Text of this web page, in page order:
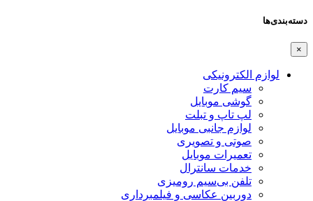
دسته‌بندی‌ها
×
لوازم الکترونیکی
سیم کارت
گوشی موبایل
لپ تاپ و تبلت
لوازم جانبی موبایل
صوتی و تصویری
تعمیرات موبایل
خدمات سانترال
تلفن بی‌سیم رومیزی
دوربین عکاسی و فیلمبرداری